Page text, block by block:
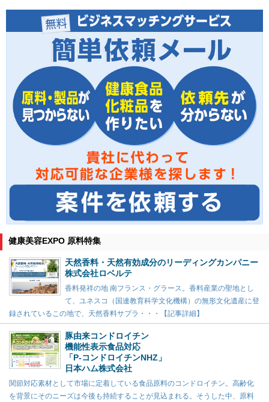
健康美容EXPO 原料特集
天然香料・天然有効成分のリーディングカンパニー
株式会社ロベルテ
香料発祥の地 南フランス・グラース。香料産業の聖地とし
て、ユネスコ（国連教育科学文化機構）の無形文化遺産に登
録されているこの地で、天然香料サプラ・・・【記事詳細】
豚由来コンドロイチン
機能性表示食品対応
「P-コンドロイチンNHZ」
日本ハム株式会社
関節対応素材として市場に定着している食品原料のコンドロイチン。高齢化
を背景にそのニーズは今後も持続することが見込まれる。そうした中、原料